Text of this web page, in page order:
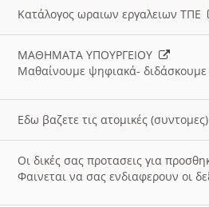
Κατάλογος ωραιων εργαλειων ΤΠΕ
ΜΑΘΗΜΑΤΑ ΥΠΟΥΡΓΕΙΟΥ
Μαθαίνουμε ψηφιακά-
Εδω βαζετε τις ατομικές
Οι δικές σας προτασεις για
Φαινεται να σας ενδιαφερουν οι